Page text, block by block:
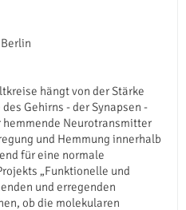
hängt von der Stärke
Gehirns - der Synapsen -
hemmende Neurotransmitter
und Hemmung innerhalb
für eine normale
„Funktionelle und
und erregenden
ob die molekularen